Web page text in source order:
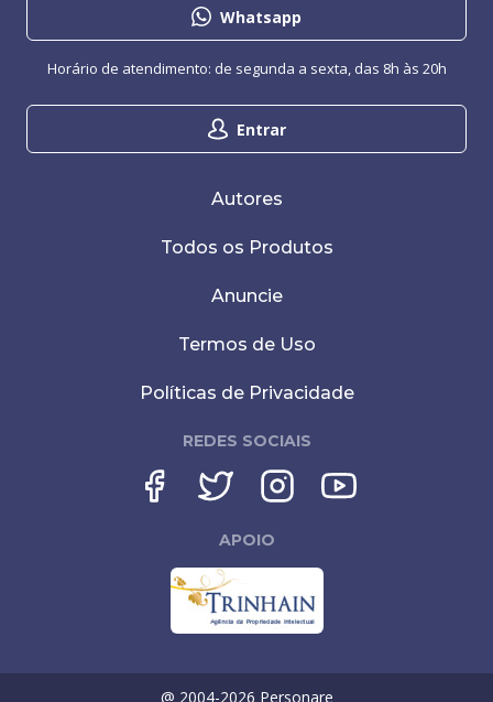
Whatsapp
Entrar
Horário de atendimento: de segunda a sexta, das 8h às 20h
Autores
Todos os Produtos
Anuncie
Termos de Uso
Políticas de Privacidade
REDES SOCIAIS
APOIO
@ 2004-2026 Personare